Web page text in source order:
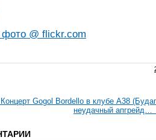
@ flickr.com
Gogol Bordello в клубе A38
неудачный